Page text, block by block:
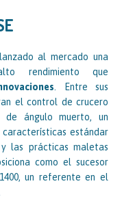
al mercado una
rendimiento que
. Entre sus
el control de crucero
ángulo muerto, un
estándar
las prácticas maletas
como el sucesor
un referente en el